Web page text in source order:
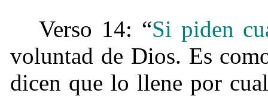
Verso 14: “Si piden
voluntad de Dios. Es
dicen que lo llene por